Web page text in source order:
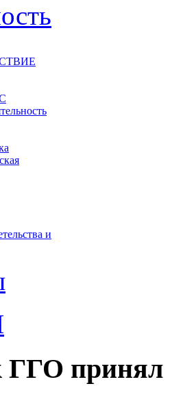
и
ГГО принял